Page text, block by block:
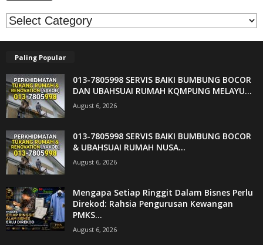
Kategori
Paling Popular
013-7805998 SERVIS BAIKI BUMBUNG BOCOR
DAN UBAHSUAI RUMAH KQMPUNG MELAYU...
August 6, 2026
013-7805998 SERVIS BAIKI BUMBUNG BOCOR
& UBAHSUAI RUMAH NUSA...
August 6, 2026
Mengapa Setiap Ringgit Dalam Bisnes Perlu
Direkod: Rahsia Pengurusan Kewangan
PMKS...
August 6, 2026